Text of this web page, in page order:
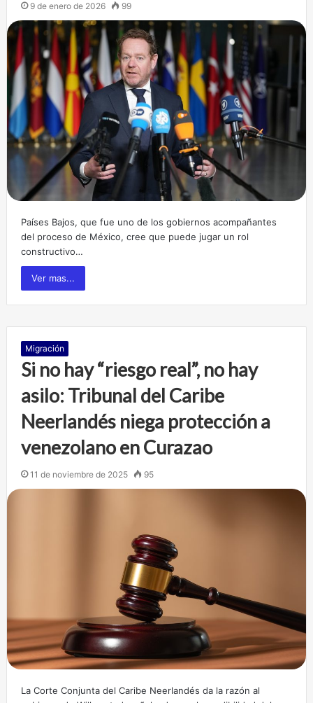
9 de enero de 2026 99
Países Bajos, que fue uno de los gobiernos acompañantes
del proceso de México, cree que puede jugar un rol
constructivo…
Ver mas...
Migración
Si no hay “riesgo real”, no hay
asilo: Tribunal del Caribe
Neerlandés niega protección a
venezolano en Curazao
11 de noviembre de 2025 95
La Corte Conjunta del Caribe Neerlandés da la razón al